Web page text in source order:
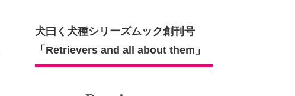
犬曰く犬種シリーズムック創刊号
「Retrievers and all about them」